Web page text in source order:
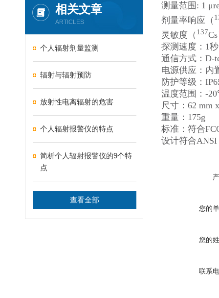
相关文章
ARTICLES
个人辐射剂量监测
辐射与辐射预防
放射性电离辐射的危害
个人辐射报警仪的特点
简析个人辐射报警仪的9个特
点
查看全部
测量范围: 1
剂量率响应（
灵敏度（ 137
探测速度：1秒
通信方式：D-
电源供应：内
防护等级：
温度范围：-20
尺寸：62 mm
重量：175g
标准：符合
设计符合ANSI
您的
您的
联系